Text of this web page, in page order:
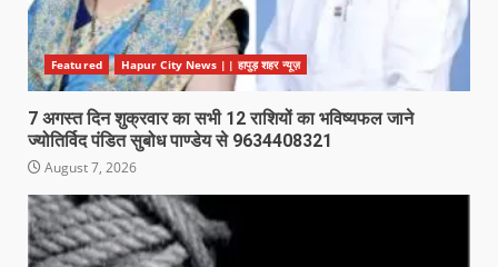
Featured Hapur City News || हापुड़ शहर न्यूज़
7 अगस्त दिन शुक्रवार का सभी 12 राशियों का भविष्यफल जाने
ज्योतिर्विद पंडित सुबोध पाण्डेय से 9634408321
August 7, 2026